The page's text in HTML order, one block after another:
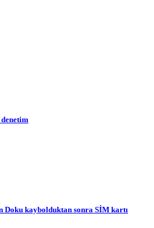
kaybolduktan sonra SİM kartı